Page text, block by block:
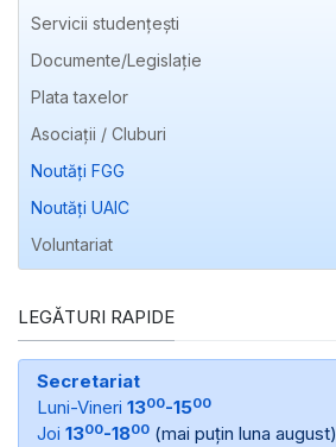
Servicii studențești
Documente/Legislație
Plata taxelor
Asociații / Cluburi
Noutăți FGG
Noutăți UAIC
Voluntariat
LEGĂTURI RAPIDE
Secretariat
Luni-Vineri 1300-1500
Joi 1300-1800 (mai puțin luna august)